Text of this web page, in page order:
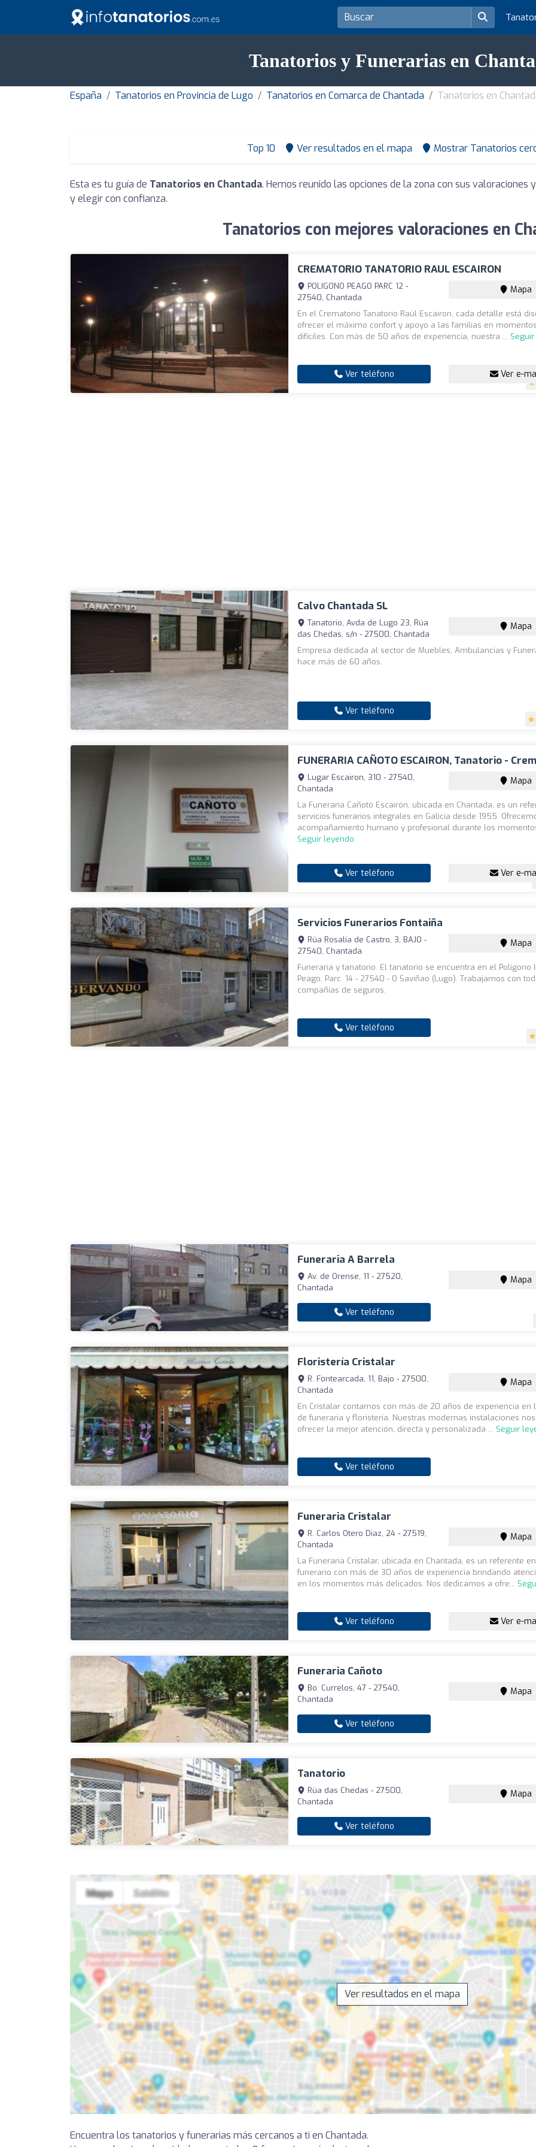
Tanatorios y Funerarias en
España Tanatorios en Provincia de Lugo Tanatorios en Comarca de Chantada Tanatorios en
Top 10 Ver resultados en el mapa Mostrar Tanatorios
Esta es tu guía de Tanatorios en Chantada. Hemos reunido las opciones de la zona con sus
y elegir con confianza.
Tanatorios con mejores valoraciones en
CREMATORIO TANATORIO RAUL ESCAIRON
POLIGONO PEAGO PARC 12 -
27540, Chantada
Mapa
En el Crematorio Tanatorio Raúl Escairon, cada detalle está
ofrecer el máximo confort y apoyo a las familias en
difíciles. Con más de 50 años de experiencia, nuestra ...
Ver teléfono Ver e-
Calvo Chantada SL
Tanatorio, Avda de Lugo 23, Rúa
das Chedas, s/n - 27500, Chantada
Mapa
Empresa dedicada al sector de Muebles, Ambulancias y
hace más de 60 años.
Ver teléfono
FUNERARIA CAÑOTO ESCAIRON, Tanatorio -
Lugar Escairon, 310 - 27540,
Chantada
Mapa
La Funeraria Cañoto Escairón, ubicada en Chantada, es un
servicios funerarios integrales en Galicia desde 1955.
acompañamiento humano y profesional durante los
Seguir leyendo
Ver teléfono Ver e-
Servicios Funerarios Fontaiña
Rúa Rosalía de Castro, 3, BAJO -
27540, Chantada
Mapa
Funeraria y tanatorio. El tanatorio se encuentra en el Polígono
Peago, Parc. 14 - 27540 - O Saviñao (Lugo). Trabajamos con
compañías de seguros.
Ver teléfono
Funeraria A Barrela
Av. de Orense, 11 - 27520,
Chantada
Mapa
Ver teléfono
Floristería Cristalar
R. Fontearcada, 11, Bajo - 27500,
Chantada
Mapa
En Cristalar contamos con más de 20 años de experiencia en
de funeraria y floristería. Nuestras modernas instalaciones
ofrecer la mejor atención, directa y personalizada ... Seguir
Ver teléfono
Funeraria Cristalar
R. Carlos Otero Diaz, 24 - 27519,
Chantada
Mapa
La Funeraria Cristalar, ubicada en Chantada, es un referente
funerario con más de 30 años de experiencia brindando
en los momentos más delicados. Nos dedicamos a ofre...
Ver teléfono Ver e-
Funeraria Cañoto
Bo. Currelos, 47 - 27540,
Chantada
Mapa
Ver teléfono
Tanatorio
Rúa das Chedas - 27500,
Chantada
Mapa
Ver teléfono
Ver resultados en el mapa
Encuentra los tanatorios y funerarias más cercanos a ti en Chantada.